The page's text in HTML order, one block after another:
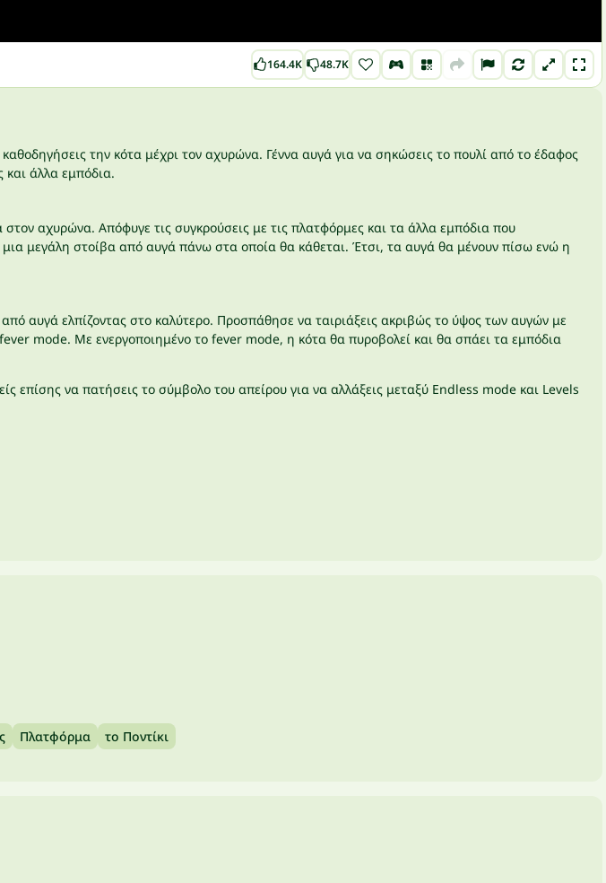
164.4K 48.7K
την κότα μέχρι τον αχυρώνα. Γέννα αυγά για να σηκώσεις το πουλί από το έδαφος
και άλλα εμπόδια.
αχυρώνα. Απόφυγε τις συγκρούσεις με τις πλατφόρμες και τα άλλα εμπόδια που
μεγάλη στοίβα από αυγά πάνω στα οποία θα κάθεται. Έτσι, τα αυγά θα μένουν πίσω ενώ η
αυγά ελπίζοντας στο καλύτερο. Προσπάθησε να ταιριάξεις ακριβώς το ύψος των αυγών με
mode. Με ενεργοποιημένο το fever mode, η κότα θα πυροβολεί και θα σπάει τα εμπόδια
επίσης να πατήσεις το σύμβολο του απείρου για να αλλάξεις μεταξύ Endless mode και Levels
Πλατφόρμα το Ποντίκι